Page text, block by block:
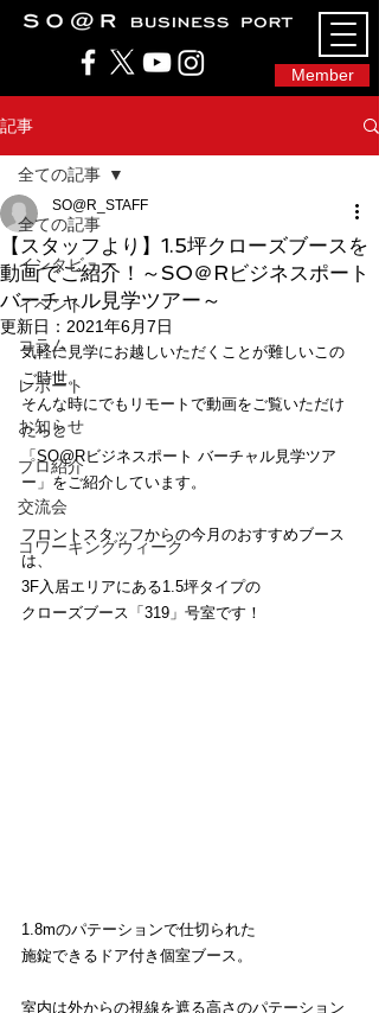
Member
SO@Rビジネスポート｜広島市のシェアオフィ
ス・コワーキングスペース
記事
全ての記事
インタビュー
イベント
コラム
レポート
お知らせ
プロ紹介
交流会
コワーキングウィーク
全ての記事
【スタッフより】1.5坪クローズブースを
動画でご紹介！～SO＠Rビジネスポート
バーチャル見学ツアー～
SO@R_STAFF
更新日： 2021年6月7日
気軽に見学にお越しいただくことが難しいこの
ご時世。
そんな時にでもリモートで動画をご覧いただけ
たらと
「SO@Rビジネスポート バーチャル見学ツア
ー」をご紹介しています。
フロントスタッフからの今月のおすすめブース
は、
3F入居エリアにある1.5坪タイプの
クローズブース「319」号室です！
1.8mのパテーションで仕切られた
施錠できるドア付き個室ブース。
室内は外からの視線を遮る高さのパテーション